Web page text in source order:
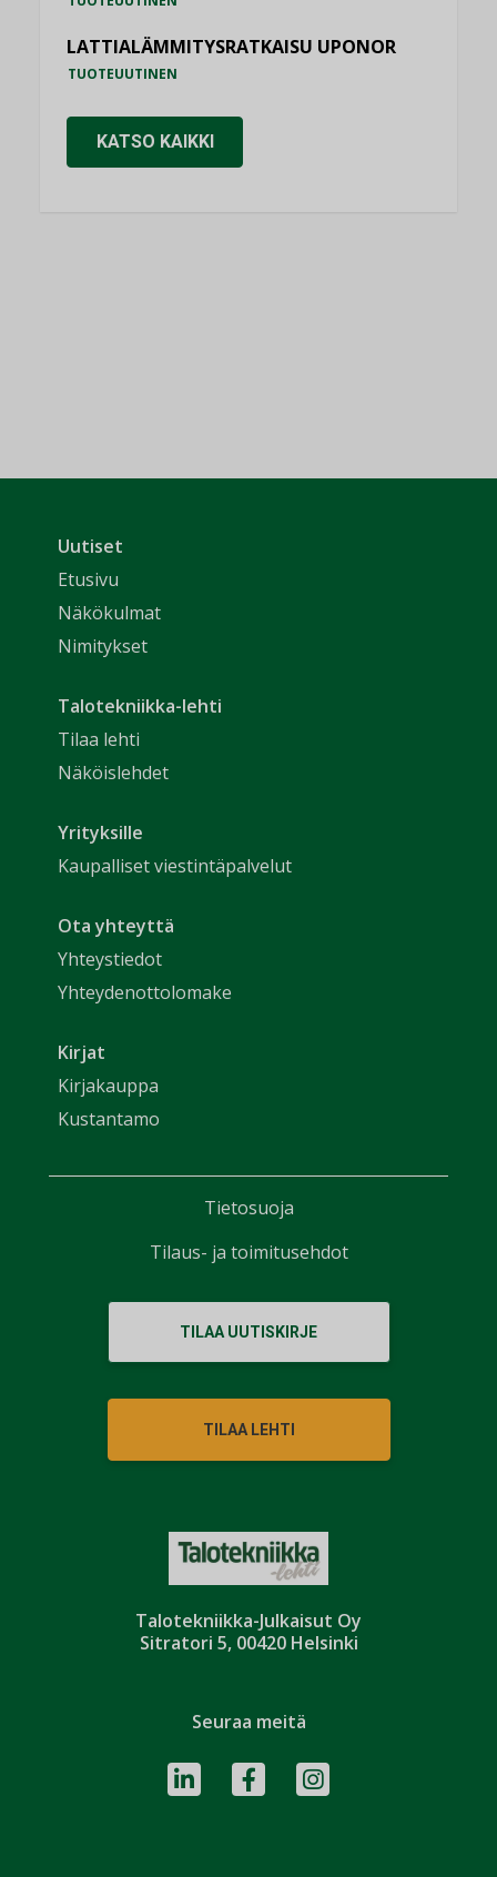
LATTIALÄMMITYSRATKAISU UPONOR
TUOTEUUTINEN
KATSO KAIKKI
Talotekniikka-Julkaisut Oy
Sitratori 5, 00420 Helsinki
Uutiset
Etusivu
Näkökulmat
Nimitykset
Talotekniikka-lehti
Tilaa lehti
Näköislehdet
Yrityksille
Kaupalliset viestintäpalvelut
Ota yhteyttä
Yhteystiedot
Yhteydenottolomake
Kirjat
Kirjakauppa
Kustantamo
TILAA UUTISKIRJE
TILAA LEHTI
Seuraa meitä
Tietosuoja
Tilaus- ja toimitusehdot